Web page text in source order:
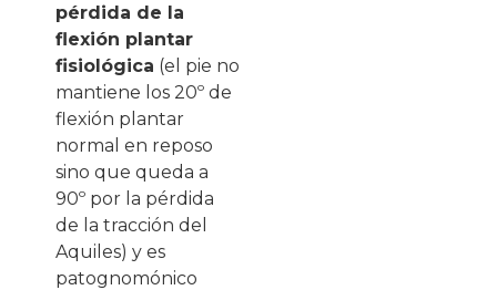
pérdida de la
flexión plantar
fisiológica (el pie no
mantiene los 20º de
flexión plantar
normal en reposo
sino que queda a
90º por la pérdida
de la tracción del
Aquiles) y es
patognomónico